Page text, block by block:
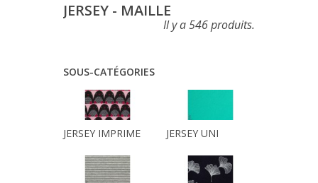
JERSEY - MAILLE
Il y a 546 produits.
SOUS-CATÉGORIES
JERSEY IMPRIME JERSEY UNI